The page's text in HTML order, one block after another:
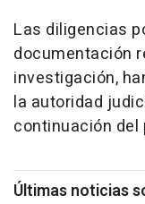
Las diligencias
documentación
investigación,
la autoridad
continuación del
Últimas noticias